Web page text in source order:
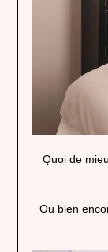
Quoi de
Ou bien